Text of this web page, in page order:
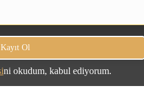
ni okudum, kabul ediyorum.